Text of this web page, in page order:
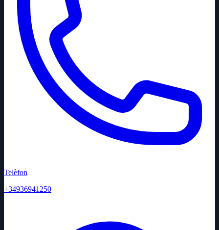
Telèfon
+34936941250